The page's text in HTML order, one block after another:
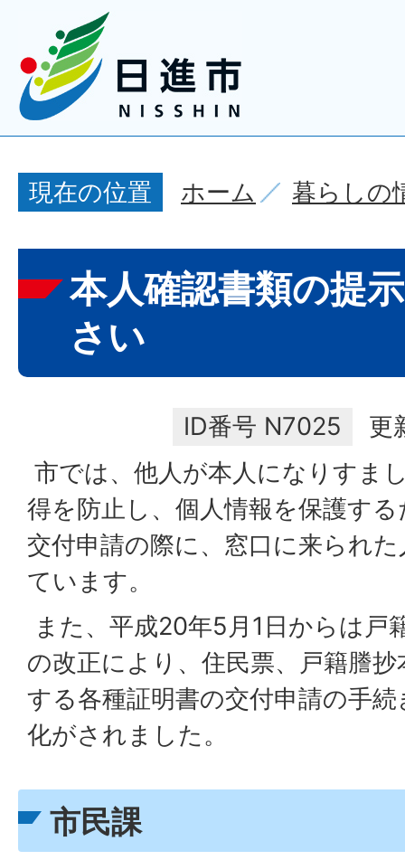
現在の位置 ホーム 暮らしの
本人確認書類の提
さい
ID番号 N7025
更
市では、他人が本人になりすま
得を防止し、個人情報を保護す
交付申請の際に、窓口に来られ
ています。
また、平成20年5月1日からは戸
の改正により、住民票、戸籍謄
する各種証明書の交付申請の手
化がされました。
市民課